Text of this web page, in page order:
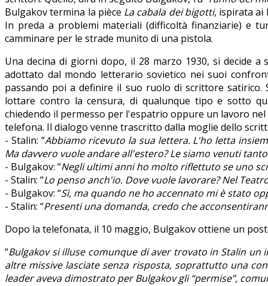
Bulgakov termina la pièce La cabala dei bigotti, ispirata ai
In preda a problemi materiali (difficoltà finanziarie) e
camminare per le strade munito di una pistola.
Una decina di giorni dopo, il 28 marzo 1930, si decide
adottato dal mondo letterario sovietico nei suoi
passando poi a definire il suo ruolo di scrittore satirico.
lottare contro la censura, di qualunque tipo e sotto
chiedendo il permesso per l'espatrio oppure un lavoro
telefona. Il dialogo venne trascritto dalla moglie dello
- Stalin: “Abbiamo ricevuto la sua lettera. L'ho letta
Ma davvero vuole andare all'estero? Le siamo venuti
- Bulgakov: “Negli ultimi anni ho molto riflettuto se uno
- Stalin: “Lo penso anch'io. Dove vuole lavorare? Nel
- Bulgakov: “Sì, ma quando ne ho accennato mi è stato
- Stalin: “Presenti una domanda, credo che
Dopo la telefonata, il 10 maggio, Bulgakov ottiene un
“Bulgakov si illuse comunque di aver trovato in Stalin
altre missive lasciate senza risposta, soprattutto una
leader aveva dimostrato per Bulgakov gli “permise”,